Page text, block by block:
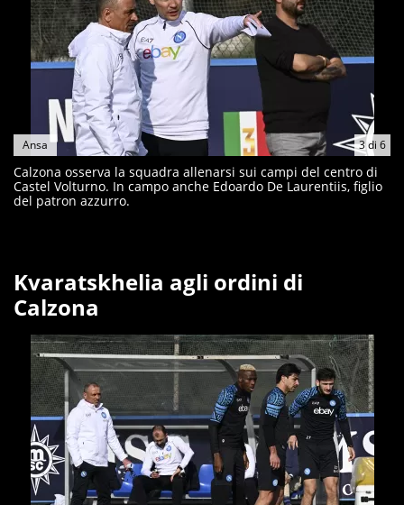
3di 6
Ansa
Calzona osserva la squadra allenarsi sui campi del centro di
Castel Volturno. In campo anche Edoardo De Laurentiis, figlio
del patron azzurro.
Kvaratskhelia agli ordini di
Calzona